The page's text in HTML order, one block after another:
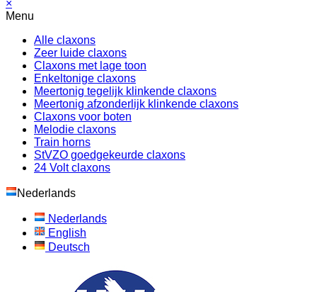
×
Menu
Alle claxons
Zeer luide claxons
Claxons met lage toon
Enkeltonige claxons
Meertonig tegelijk klinkende claxons
Meertonig afzonderlijk klinkende claxons
Claxons voor boten
Melodie claxons
Train horns
StVZO goedgekeurde claxons
24 Volt claxons
Nederlands
Nederlands
English
Deutsch